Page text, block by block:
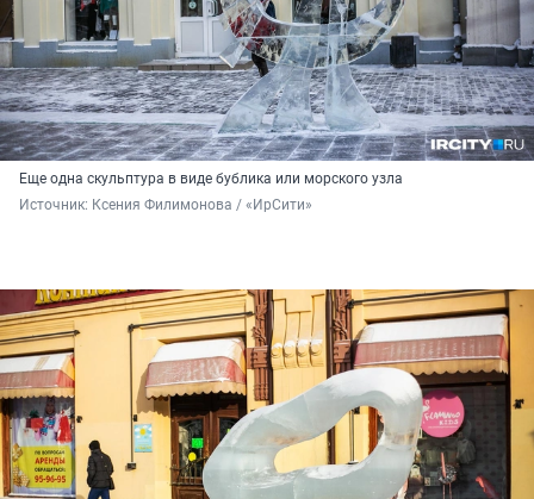
Еще одна скульптура в виде бублика или морского узла
Источник: Ксения Филимонова / «ИрСити»